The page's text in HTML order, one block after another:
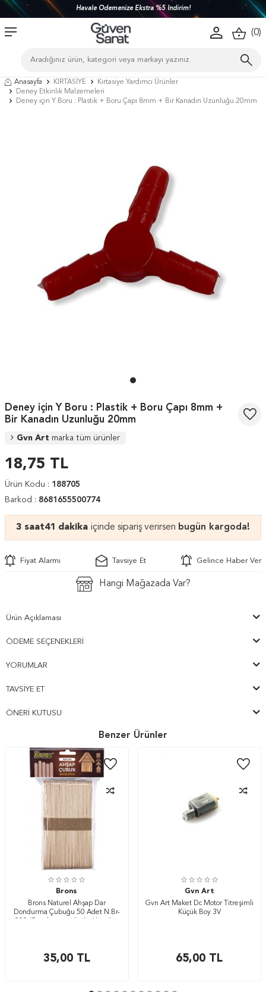
Havale Ödemenize Ekstra %5 İndirim!
(0)
Anasayfa KIRTASİYE
Kırtasiye Yardımcı Ürünler
Deney Etkinlik Malzemeleri
Deney için Y Boru : Plastik + Boru Çapı 8mm + Bir Kanadın Uzunluğu 20mm
Deney için Y Boru : Plastik + Boru Çapı 8mm +
Bir Kanadın Uzunluğu 20mm
Gvn Art marka tüm ürünler
18,75 TL
Ürün Kodu : 188705
Barkod : 8681655500774
3 saat41 dakika içinde sipariş verirsen bugün kargoda!
Fiyat Alarmı Tavsiye Et Gelince Haber Ver
Hangi Mağazada Var?
Ürün Açıklaması
ÖDEME SEÇENEKLERI
YORUMLAR
TAVSIYE ET
ÖNERI KUTUSU
Benzer Ürünler
Brons
Brons Naturel Ahşap Dar
Dondurma Çubuğu 50 Adet N:Br-
35,00TL
Gvn Art
Gvn Art Maket Dc Motor Titreşimli
Küçük Boy 3V
65,00 TL